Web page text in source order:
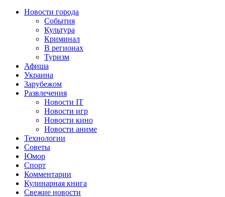
Новости города
События
Культура
Криминал
В регионах
Туризм
Афиша
Украина
Зарубежом
Развлечения
Новости IT
Новости игр
Новости кино
Новости аниме
Технологии
Советы
Юмор
Спорт
Комментарии
Кулинарная книга
Свежие новости